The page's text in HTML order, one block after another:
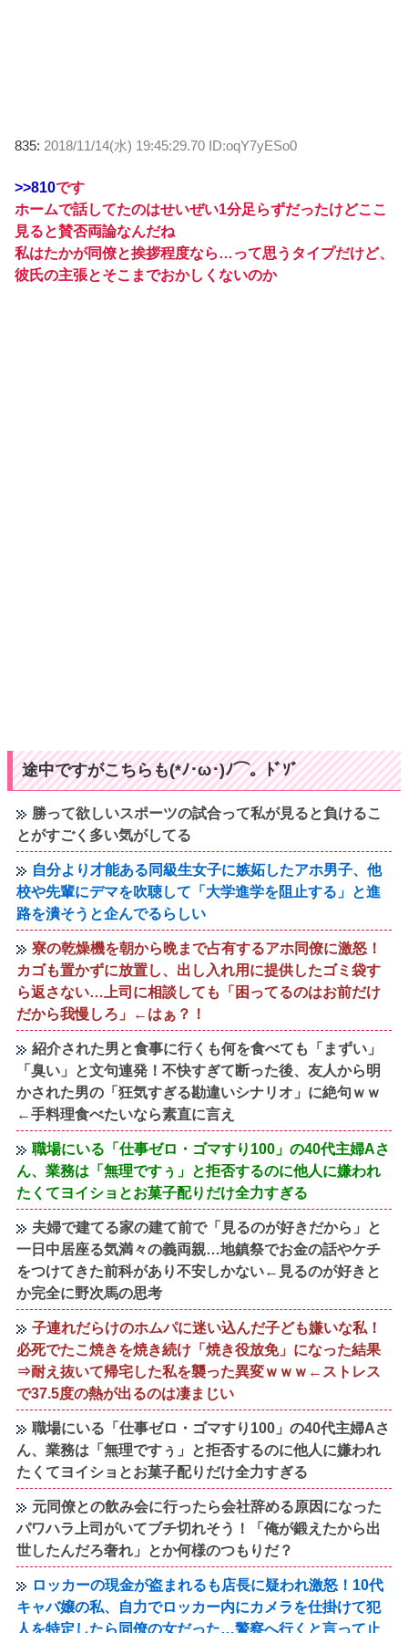
835: 2018/11/14(水) 19:45:29.70 ID:oqY7yESo0
>>810です
ホームで話してたのはせいぜい1分足らずだったけどここ
見ると賛否両論なんだね
私はたかが同僚と挨拶程度なら…って思うタイプだけど、
彼氏の主張とそこまでおかしくないのか
途中ですがこちらも(*ﾉ･ω･)ﾉ⌒。ﾄﾞｿﾞ
勝って欲しいスポーツの試合って私が見ると負けるこ
とがすごく多い気がしてる
自分より才能ある同級生女子に嫉妬したアホ男子、他
校や先輩にデマを吹聴して「大学進学を阻止する」と進
路を潰そうと企んでるらしい
寮の乾燥機を朝から晩まで占有するアホ同僚に激怒！
カゴも置かずに放置し、出し入れ用に提供したゴミ袋す
ら返さない…上司に相談しても「困ってるのはお前だけ
だから我慢しろ」←はぁ？！
紹介された男と食事に行くも何を食べても「まずい」
「臭い」と文句連発！不快すぎて断った後、友人から明
かされた男の「狂気すぎる勘違いシナリオ」に絶句ｗｗ
←手料理食べたいなら素直に言え
職場にいる「仕事ゼロ・ゴマすり100」の40代主婦Aさ
ん、業務は「無理ですぅ」と拒否するのに他人に嫌われ
たくてヨイショとお菓子配りだけ全力すぎる
夫婦で建てる家の建て前で「見るのが好きだから」と
一日中居座る気満々の義両親…地鎮祭でお金の話やケチ
をつけてきた前科があり不安しかない←見るのが好きと
か完全に野次馬の思考
子連れだらけのホムパに迷い込んだ子ども嫌いな私！
必死でたこ焼きを焼き続け「焼き役放免」になった結果
⇒耐え抜いて帰宅した私を襲った異変ｗｗｗ←ストレス
で37.5度の熱が出るのは凄まじい
職場にいる「仕事ゼロ・ゴマすり100」の40代主婦Aさ
ん、業務は「無理ですぅ」と拒否するのに他人に嫌われ
たくてヨイショとお菓子配りだけ全力すぎる
元同僚との飲み会に行ったら会社辞める原因になった
パワハラ上司がいてブチ切れそう！「俺が鍛えたから出
世したんだろ奢れ」とか何様のつもりだ？
ロッカーの現金が盗まれるも店長に疑われ激怒！10代
キャバ嬢の私、自力でロッカー内にカメラを仕掛けて犯
人を特定したら同僚の女だった…警察へ行くと言って止